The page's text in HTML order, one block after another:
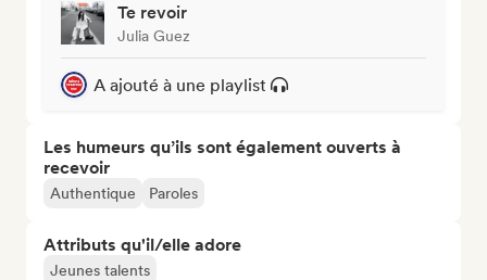
Te revoir
Julia Guez
A ajouté à une playlist
Les humeurs qu’ils sont également ouverts à
recevoir
Authentique Paroles
Attributs qu'il/elle adore
Jeunes talents